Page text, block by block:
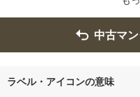
中古マ
ラベル・アイコンの意味